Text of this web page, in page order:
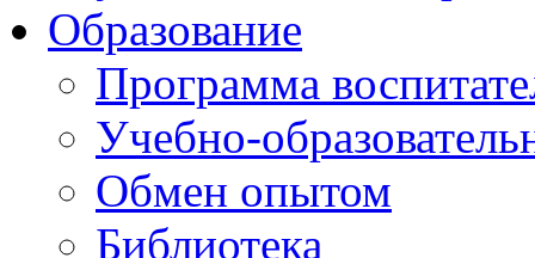
Образование
Программа
Учебно-
Обмен опытом
Библиотека